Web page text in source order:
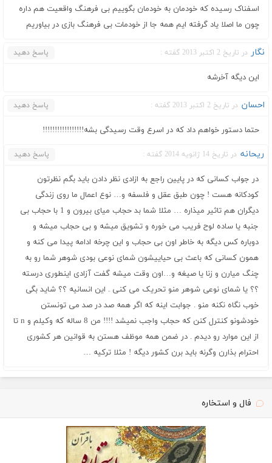
اسفناک رسیده که خودمان به خودمان بگوییم بی فرهنگ واقعیت هم داره
چون ما اصلا یاد گرفته ایم همه جا از خودمات بی فرهنگ بازی در بیاوریم
نگار در تاریخ 2 اکتبر 2013 گفته : پاسخ دهید
این دیگه آخرشه
احسان در تاریخ 2 اکتبر 2013 گفته : پاسخ دهید
حتما دستور خواهم داد که در اسرع وقت رسیدگی بشه!!!!!!!!!!!!!!!!!
ریحانه در تاریخ 14 ژانویه 2014 گفته : پاسخ دهید
در جواب کسانی که در پایین راجع به ازادی نظر دادن باید بگم نظرتون
کودکانه هست ! چون طبق عقل و فلسفه و… نوع اعمال ما روی زندگی
دیگران هم تاثیر میذاره … مثلا شما بد حجاب میای بیرون و 1 با حجاب بی
جنبه یا ساده لوح فریب می خوره و تشویق میشه و بی حجاب میشه و
دوباره کس دیگه به خاطر اون بی حجاب و این چرخه ادامه پیدا می کنه و
همون کسانی که باعث بی حیاییشون شمای نوعی بودی شوهر شما رو به
چنگ میارن و زنا یا صیغه و…اون وقت میشه گفت آزادی اینطوری درسته
؟؟ یا شمای نوعی شوهر منو تحریک می کنی . این انسانیه ؟؟ شاید بگی
خوب نگاه نکنه منو . جوابت اینه که اگر همه صد در صد می تونستن
خودشونو کنترل کنن که حجاب واجب نمیشد !!!! من 8 ساله که وکیلم و n تا
از این موارد رو دیدم . در ضمن همه موظف هستن به قوانین هر کشوری
احترام بذارن وگرنه باید برن کشور دیگه ! مثلا ترکیه …
فال و استخاره